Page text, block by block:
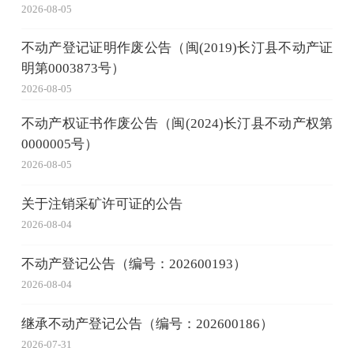
2026-08-05
不动产登记证明作废公告（闽(2019)长汀县不动产证
明第0003873号）
2026-08-05
不动产权证书作废公告（闽(2024)长汀县不动产权第
0000005号）
2026-08-05
关于注销采矿许可证的公告
2026-08-04
不动产登记公告（编号：202600193）
2026-08-04
继承不动产登记公告（编号：202600186）
2026-07-31